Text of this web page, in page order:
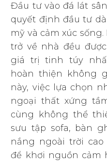
Đầu tư vào đá lát
quyết định đầu tư
mỹ và cảm xúc
trở về nhà đều
giá trị tinh túy
hoàn thiện không
này, việc lựa chọn
ngoại thất xứng
cùng không thể
sưu tập sofa, bàn
nắng ngoài trời cao
để khơi nguồn cảm